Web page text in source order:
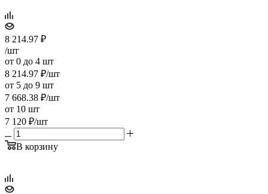
8 214.97 ₽
/шт
от 0 до 4 шт
8 214.97 ₽/шт
от 5 до 9 шт
7 668.38 ₽/шт
от 10 шт
7 120 ₽/шт
В корзину